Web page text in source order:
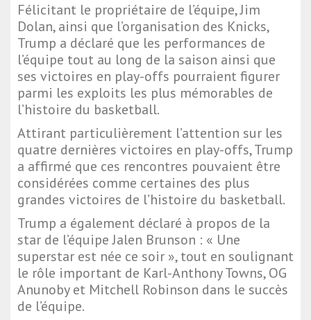
Félicitant le propriétaire de l’équipe, Jim
Dolan, ainsi que l’organisation des Knicks,
Trump a déclaré que les performances de
l’équipe tout au long de la saison ainsi que
ses victoires en play-offs pourraient figurer
parmi les exploits les plus mémorables de
l’histoire du basketball.
Attirant particulièrement l’attention sur les
quatre dernières victoires en play-offs, Trump
a affirmé que ces rencontres pouvaient être
considérées comme certaines des plus
grandes victoires de l’histoire du basketball.
Trump a également déclaré à propos de la
star de l’équipe Jalen Brunson : « Une
superstar est née ce soir », tout en soulignant
le rôle important de Karl-Anthony Towns, OG
Anunoby et Mitchell Robinson dans le succès
de l’équipe.